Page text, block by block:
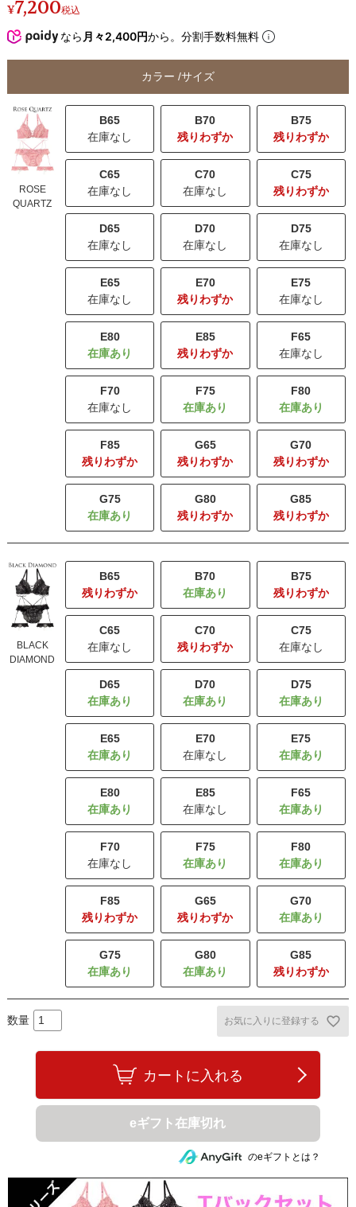
¥7,200税込
なら 月々2,400円から。分割手数料無料
カラー サイズ
ROSE
QUARTZ
B65
在庫なし
B70
残りわずか
B75
残りわずか
C65
在庫なし
C70
在庫なし
C75
残りわずか
D65
在庫なし
D70
在庫なし
D75
在庫なし
E65
在庫なし
E70
残りわずか
E75
在庫なし
E80
E85
残りわずか
F65
在庫なし
F70
在庫なし
F75 F80
F85
残りわずか
G65
残りわずか
G70
残りわずか
G75
G80
残りわずか
G85
残りわずか
BLACK
DIAMOND
B65
残りわずか
B70
B75
残りわずか
C65
在庫なし
C70
残りわずか
C75
在庫なし
D65 D70 D75
E65
E70
在庫なし
E75
E80
E85
在庫なし
F65
F70
在庫なし
F75 F80
F85
残りわずか
G65
残りわずか
G70
G75 G80
G85
残りわずか
お気に入りに登録する
カートに入れる
eギフト在庫切れ
のeギフトとは？